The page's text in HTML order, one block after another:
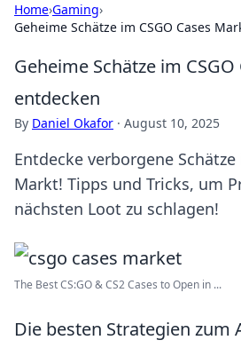
Home›Gaming›
Geheime Schätze im CSGO Cases
Geheime Schätze im
entdecken
By Daniel Okafor · August 10, 2025
Entdecke verborgene Schätze
Markt! Tipps und Tricks, um
nächsten Loot zu schlagen!
The Best CS:GO & CS2 Сases to Open in ...
Die besten Strategien zum